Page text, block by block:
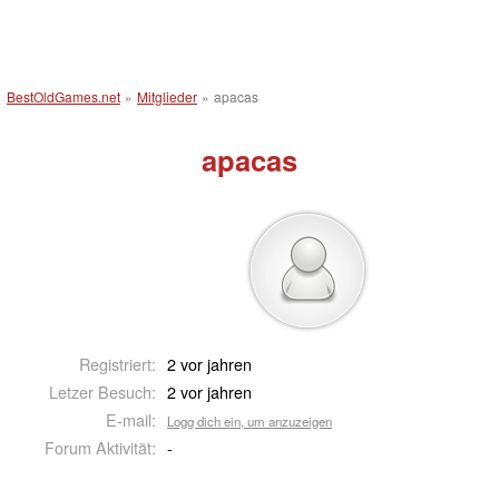
BestOldGames.net » Mitglieder » apacas
apacas
Registriert: 2 vor jahren
Letzer Besuch: 2 vor jahren
E-mail:
Logg dich ein, um anzuzeigen
Forum Aktivität: -